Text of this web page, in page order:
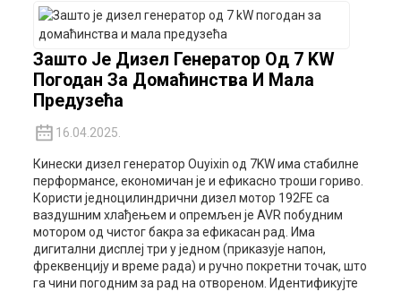
Зашто Је Дизел Генератор Од 7 KW
Погодан За Домаћинства И Мала
Предузећа
16.04.2025.
Кинески дизел генератор Ouyixin од 7KW има стабилне
перформансе, економичан је и ефикасно троши гориво.
Користи једноцилиндрични дизел мотор 192FE са
ваздушним хлађењем и опремљен је AVR побудним
мотором од чистог бакра за ефикасан рад. Има
дигитални дисплеј три у једном (приказује напон,
фреквенцију и време рада) и ручно покретни точак, што
га чини погодним за рад на отвореном. Идентификујте